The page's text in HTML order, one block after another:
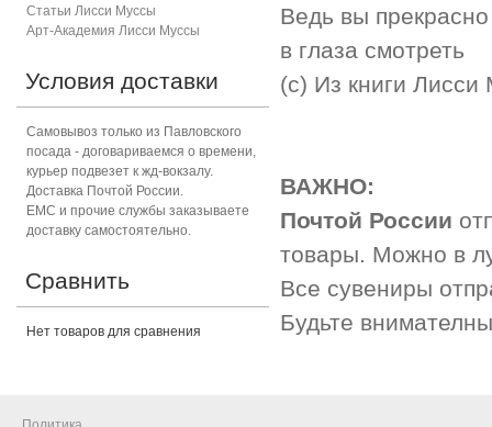
Ведь вы
в глаза смотреть
(с) Из книги
ВАЖНО:
Почтой России
товары. Можно в
Все сувениры
Будьте
Статьи Лисси Муссы
Арт-Академия Лисси Муссы
Условия доставки
Самовывоз только из Павловского
посада - договариваемся о времени,
курьер подвезет к жд-вокзалу.
Доставка Почтой России.
ЕМС и прочие службы заказываете
доставку самостоятельно.
Сравнить
Нет товаров для сравнения